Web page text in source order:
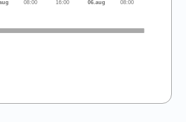
08:00 16:00 06.aug 08:00